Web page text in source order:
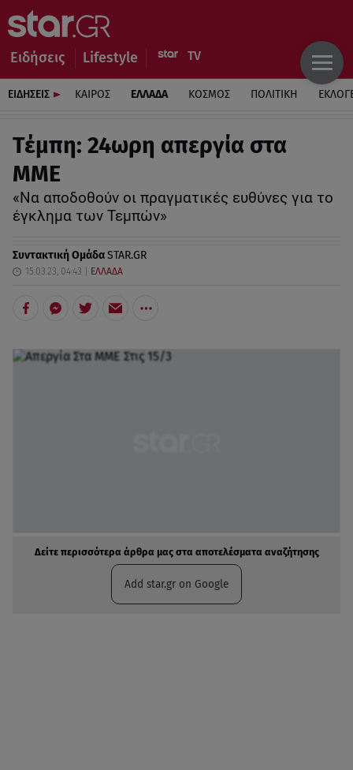
Ειδήσεις Lifestyle
ΕΙΔΗΣΕΙΣ ΚΑΙΡΟΣ ΕΛΛΑΔΑ ΚΟΣΜΟΣ ΠΟΛΙΤΙΚΗ
Τέμπη: 24ωρη απεργία στα
ΜΜΕ
«Να αποδοθούν οι πραγματικές ευθύνες για το
έγκλημα των Τεμπών»
Συντακτική ΟμάδαSTAR.GR
15.03.23, 04:43 ΕΛΛΑΔΑ
Δείτε περισσότερα άρθρα μας στα αποτελέσματα αναζήτησης
Add star.gr on Google